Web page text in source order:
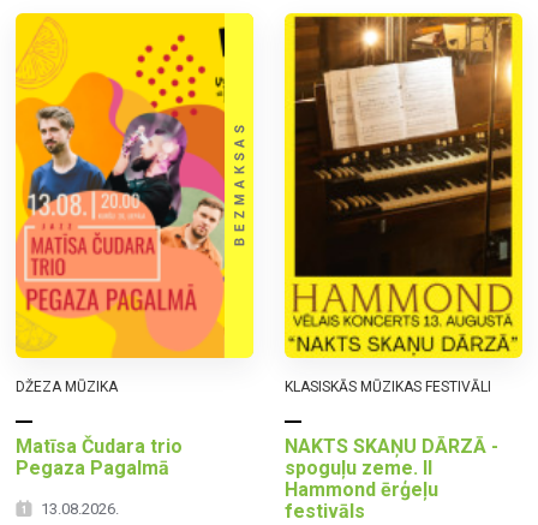
DŽEZA MŪZIKA
Matīsa Čudara trio
Pegaza Pagalmā
13.08.2026.
KLASISKĀS MŪZIKAS FESTIVĀLI
NAKTS SKAŅU DĀRZĀ -
spoguļu zeme. II
Hammond ērģeļu
festivāls